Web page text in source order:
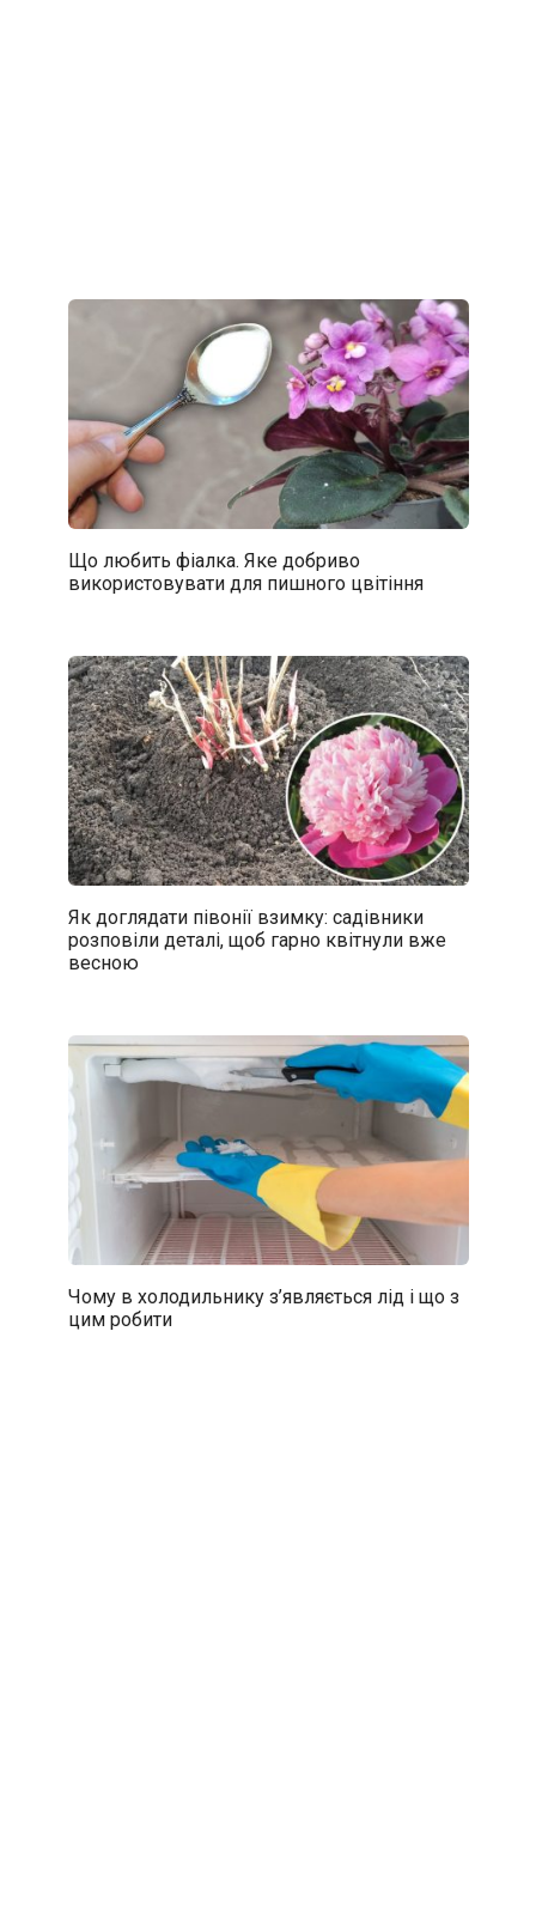
Що любить фіалка. Яке добриво
використовувати для пишного цвітіння
Як доглядати півонії взимку: садівники
розповіли деталі, щоб гарно квітнули вже
весною
Чому в холодильнику з’являється лід і що з
цим робити